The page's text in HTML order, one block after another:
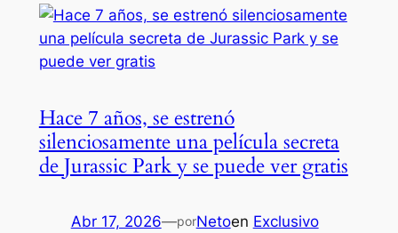
Hace 7 años, se estrenó
silenciosamente una película secreta
de Jurassic Park y se puede ver gratis
Abr 17, 2026—porNetoen Exclusivo